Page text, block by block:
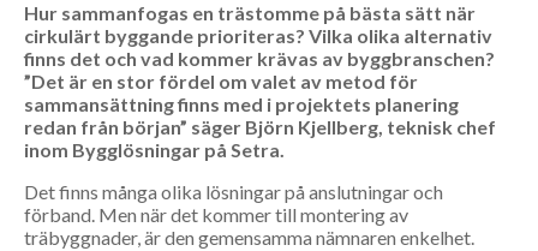
Hur sammanfogas en trästomme på bästa sätt när
cirkulärt byggande prioriteras? Vilka olika alternativ
finns det och vad kommer krävas av byggbranschen?
”Det är en stor fördel om valet av metod för
sammansättning finns med i projektets planering
redan från början” säger Björn Kjellberg, teknisk chef
inom Bygglösningar på Setra.
Det finns många olika lösningar på anslutningar och
förband. Men när det kommer till montering av
träbyggnader, är den gemensamma nämnaren enkelhet.